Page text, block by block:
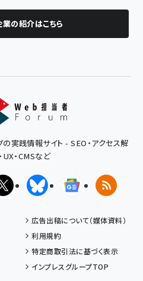
の紹介はこちら
実践情報サイト - SEO・アクセス解
UX・CMSなど
X(エックス)BlueskyGoogleニュ
RSS
広告出稿について（媒体資料）
利用規約
特定商取引法に基づく表示
インプレスグループTOP